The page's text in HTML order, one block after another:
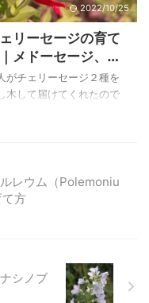
暖房のない家の中で越冬
、夏は雨に当てないよう
い日陰で管理すれば、設
なくても栽培できます。
咲いてくれる貴重なラン
我が家は３０年近くの持
2022/10/25
リーセージの育て
メドーセージ、パ
ップルセージ、サ
ア・グアラニティ
がチェリーセージ２種を
木して届けてくれたので
強いものから弱いものな
くさんの品種もあります
アの仲間、サルビア・ア
ア、サルビア・コッキネ
コーラルニンフ、メキシ
レウム（Polemoniu
方
シノブ